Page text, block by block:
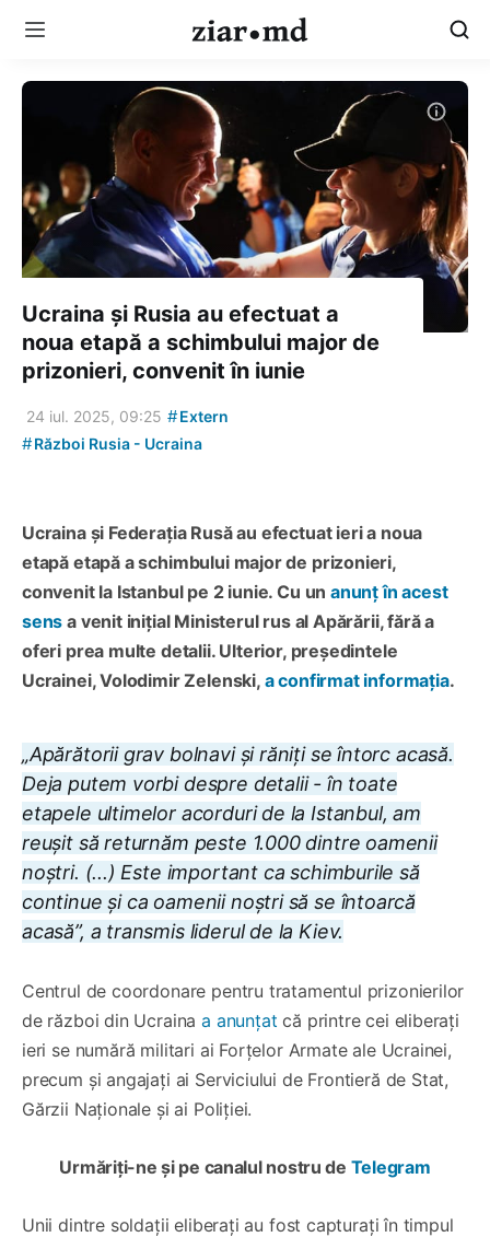
Ucraina și Rusia au efectuat a
noua etapă a schimbului major de
prizonieri, convenit în iunie
24 iul. 2025, 09:25 #Extern
#Război Rusia - Ucraina
Ucraina și Federația Rusă au efectuat ieri a noua
etapă etapă a schimbului major de prizonieri,
convenit la Istanbul pe 2 iunie. Cu un anunț în acest
sens a venit inițial Ministerul rus al Apărării, fără a
oferi prea multe detalii. Ulterior, președintele
Ucrainei, Volodimir Zelenski, a confirmat informația.
„Apărătorii grav bolnavi și răniți se întorc acasă.
Deja putem vorbi despre detalii - în toate
etapele ultimelor acorduri de la Istanbul, am
reușit să returnăm peste 1.000 dintre oamenii
noștri. (...) Este important ca schimburile să
continue și ca oamenii noștri să se întoarcă
acasă”, a transmis liderul de la Kiev.
Centrul de coordonare pentru tratamentul prizonierilor
de război din Ucraina a anunțat că printre cei eliberați
ieri se numără militari ai Forțelor Armate ale Ucrainei,
precum și angajați ai Serviciului de Frontieră de Stat,
Gărzii Naționale și ai Poliției.
Urmăriți-ne și pe canalul nostru de Telegram
Unii dintre soldații eliberați au fost capturați în timpul